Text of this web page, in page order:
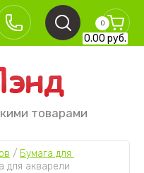
товарами
0
0.00 руб.
/ Бумага для
для акварели